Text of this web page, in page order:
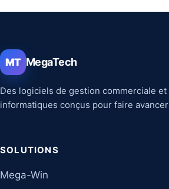
MT MegaTech
Des logiciels de gestion commerciale
informatiques conçus pour faire
SOLUTIONS
Mega-Win